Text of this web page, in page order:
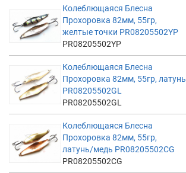
Колеблющаяся Блесна
Прохоровка 82мм, 55гр,
желтые точки PR08205502YP
PR08205502YP
Колеблющаяся Блесна
Прохоровка 82мм, 55гр, латунь
PR08205502GL
PR08205502GL
Колеблющаяся Блесна
Прохоровка 82мм, 55гр,
латунь/медь PR08205502CG
PR08205502CG